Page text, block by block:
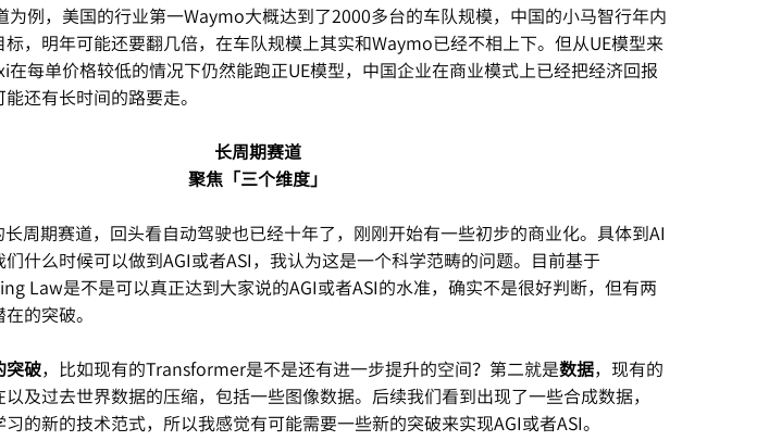
例，美国的行业第一Waymo大概达到了2000多台的车队规模，中国的小马智行年内
，明年可能还要翻几倍，在车队规模上其实和Waymo已经不相上下。但从UE模型来
每单价格较低的情况下仍然能跑正UE模型，中国企业在商业模式上已经把经济回报
还有长时间的路要走。
长周期赛道
聚焦「三个维度」
周期赛道，回头看自动驾驶也已经十年了，刚刚开始有一些初步的商业化。具体到AI
什么时候可以做到AGI或者ASI，我认为这是一个科学范畴的问题。目前基于
Law是不是可以真正达到大家说的AGI或者ASI的水准，确实不是很好判断，但有两
的突破。
突破，比如现有的Transformer是不是还有进一步提升的空间？第二就是数据，现有的
及过去世界数据的压缩，包括一些图像数据。后续我们看到出现了一些合成数据，
的新的技术范式，所以我感觉有可能需要一些新的突破来实现AGI或者ASI。